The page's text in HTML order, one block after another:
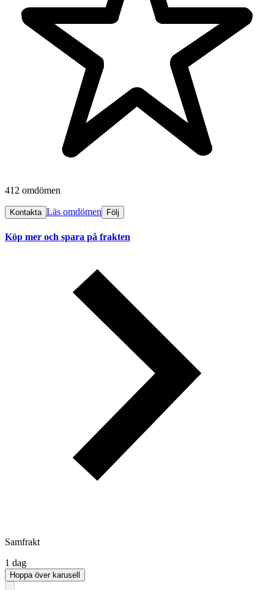
412 omdömen
Kontakta Läs omdömen Följ
Köp mer och spara på frakten
Samfrakt
1 dag
Hoppa över karusell